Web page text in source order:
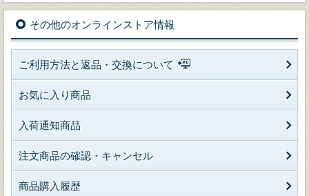
その他のオンラインストア情報
ご利用方法と返品・交換について
お気に入り商品
入荷通知商品
注文商品の確認・キャンセル
商品購入履歴